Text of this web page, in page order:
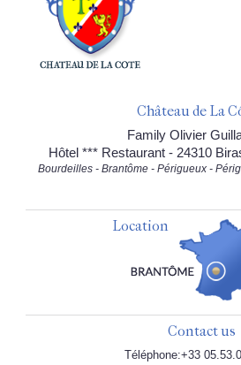
Château de La
Family Olivier
Hôtel *** Restaurant - 24310
Bourdeilles - Brantôme - Périgueux -
Location
Contact us
Téléphone:+33